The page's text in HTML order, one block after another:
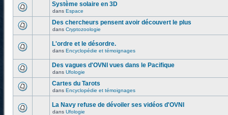
Système solaire en 3D
dans Espace
Des chercheurs pensent avoir découvert le plus
dans Cryptozoologie
L'ordre et le désordre.
dans Encyclopédie et témoignages
Des vagues d'OVNI vues dans le Pacifique
dans Ufologie
Cartes du Tarots
dans Encyclopédie et témoignages
La Navy refuse de dévoiler ses vidéos d'OVNI
dans Ufologie